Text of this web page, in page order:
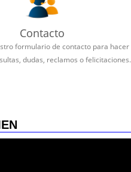
Contacto
formulario de contacto para hacer
dudas, reclamos o felicitaciones.